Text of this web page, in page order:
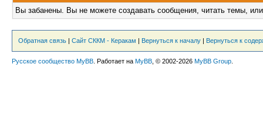
Вы забанены. Вы не можете создавать сообщения, читать темы,
Обратная связь | Сайт СККМ - Керакам | Вернуться к началу | Вернуться к
Русское сообщество MyBB . Работает на MyBB , © 2002-2026 MyBB Group